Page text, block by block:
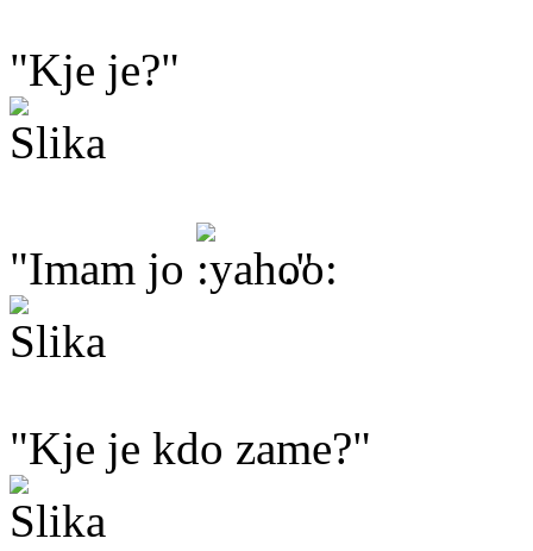
"Kje je?"
"Imam jo ."
"Kje je kdo zame?"